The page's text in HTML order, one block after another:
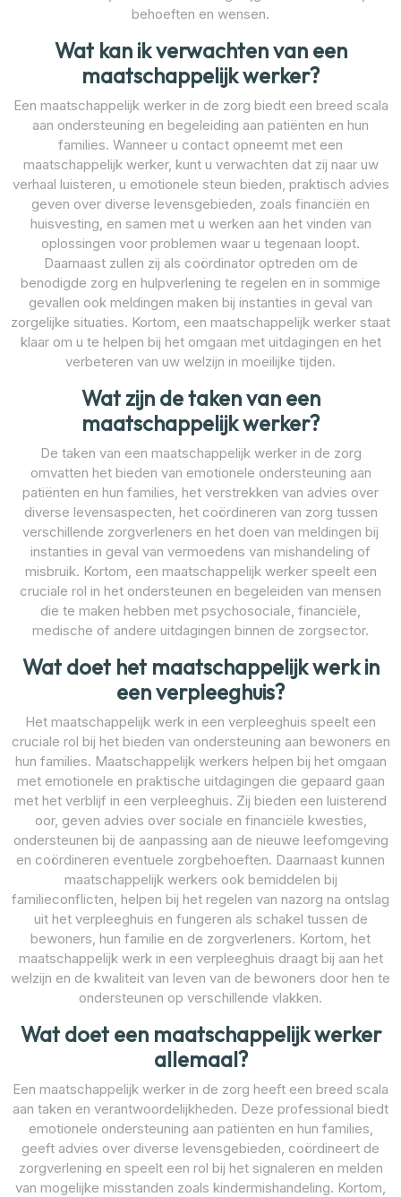
behoeften en wensen.
Wat kan ik verwachten van een
maatschappelijk werker?
Een maatschappelijk werker in de zorg biedt een breed scala
aan ondersteuning en begeleiding aan patiënten en hun
families. Wanneer u contact opneemt met een
maatschappelijk werker, kunt u verwachten dat zij naar uw
verhaal luisteren, u emotionele steun bieden, praktisch advies
geven over diverse levensgebieden, zoals financiën en
huisvesting, en samen met u werken aan het vinden van
oplossingen voor problemen waar u tegenaan loopt.
Daarnaast zullen zij als coördinator optreden om de
benodigde zorg en hulpverlening te regelen en in sommige
gevallen ook meldingen maken bij instanties in geval van
zorgelijke situaties. Kortom, een maatschappelijk werker staat
klaar om u te helpen bij het omgaan met uitdagingen en het
verbeteren van uw welzijn in moeilijke tijden.
Wat zijn de taken van een
maatschappelijk werker?
De taken van een maatschappelijk werker in de zorg
omvatten het bieden van emotionele ondersteuning aan
patiënten en hun families, het verstrekken van advies over
diverse levensaspecten, het coördineren van zorg tussen
verschillende zorgverleners en het doen van meldingen bij
instanties in geval van vermoedens van mishandeling of
misbruik. Kortom, een maatschappelijk werker speelt een
cruciale rol in het ondersteunen en begeleiden van mensen
die te maken hebben met psychosociale, financiële,
medische of andere uitdagingen binnen de zorgsector.
Wat doet het maatschappelijk werk in
een verpleeghuis?
Het maatschappelijk werk in een verpleeghuis speelt een
cruciale rol bij het bieden van ondersteuning aan bewoners en
hun families. Maatschappelijk werkers helpen bij het omgaan
met emotionele en praktische uitdagingen die gepaard gaan
met het verblijf in een verpleeghuis. Zij bieden een luisterend
oor, geven advies over sociale en financiële kwesties,
ondersteunen bij de aanpassing aan de nieuwe leefomgeving
en coördineren eventuele zorgbehoeften. Daarnaast kunnen
maatschappelijk werkers ook bemiddelen bij
familieconflicten, helpen bij het regelen van nazorg na ontslag
uit het verpleeghuis en fungeren als schakel tussen de
bewoners, hun familie en de zorgverleners. Kortom, het
maatschappelijk werk in een verpleeghuis draagt bij aan het
welzijn en de kwaliteit van leven van de bewoners door hen te
ondersteunen op verschillende vlakken.
Wat doet een maatschappelijk werker
allemaal?
Een maatschappelijk werker in de zorg heeft een breed scala
aan taken en verantwoordelijkheden. Deze professional biedt
emotionele ondersteuning aan patiënten en hun families,
geeft advies over diverse levensgebieden, coördineert de
zorgverlening en speelt een rol bij het signaleren en melden
van mogelijke misstanden zoals kindermishandeling. Kortom,